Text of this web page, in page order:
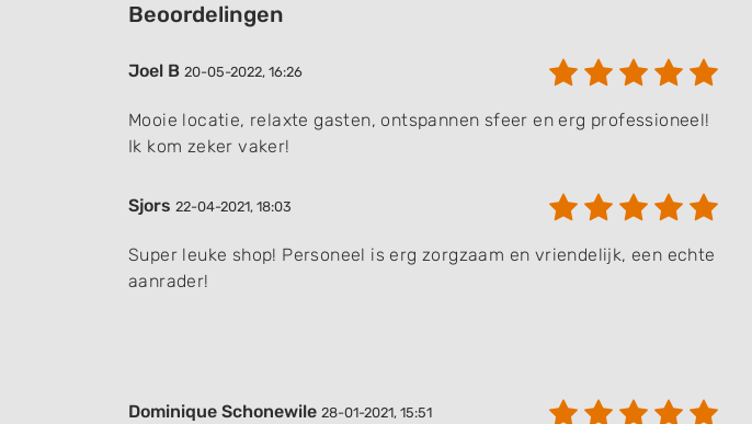
Beoordelingen
Joel B 20-05-2022, 16:26
Mooie locatie, relaxte gasten, ontspannen sfeer en erg professioneel!
Ik kom zeker vaker!
Sjors 22-04-2021, 18:03
Super leuke shop! Personeel is erg zorgzaam en vriendelijk, een echte
aanrader!
Dominique Schonewile 28-01-2021, 15:51
Use limited data to select content
IAB Special Features:
Identify devices based on information actively requested
Performance